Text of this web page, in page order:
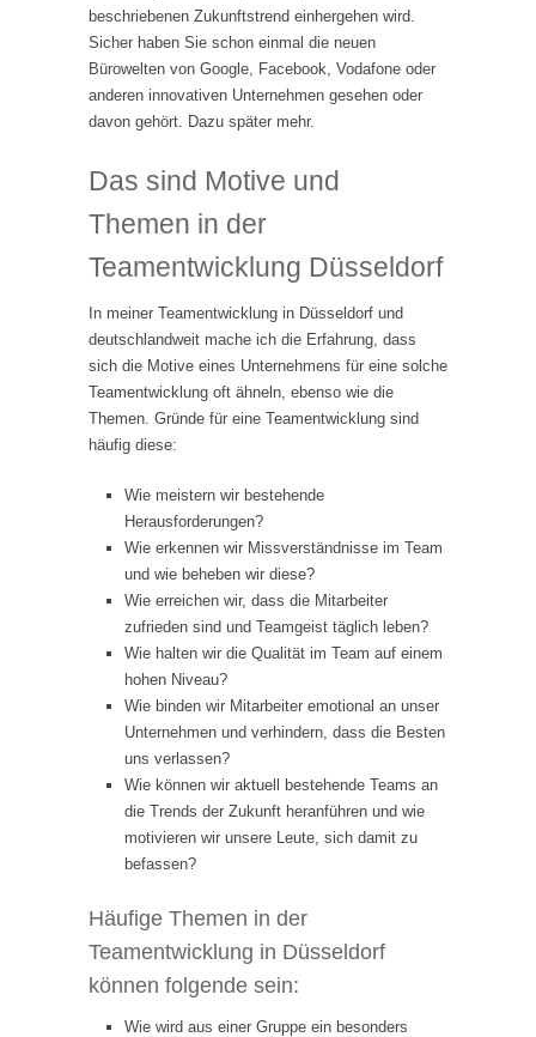
beschriebenen Zukunftstrend einhergehen wird.
Sicher haben Sie schon einmal die neuen
Bürowelten von Google, Facebook, Vodafone oder
anderen innovativen Unternehmen gesehen oder
davon gehört. Dazu später mehr.
Das sind Motive und
Themen in der
Teamentwicklung Düsseldorf
In meiner Teamentwicklung in Düsseldorf und
deutschlandweit mache ich die Erfahrung, dass
sich die Motive eines Unternehmens für eine solche
Teamentwicklung oft ähneln, ebenso wie die
Themen. Gründe für eine Teamentwicklung sind
häufig diese:
Wie meistern wir bestehende
Herausforderungen?
Wie erkennen wir Missverständnisse im Team
und wie beheben wir diese?
Wie erreichen wir, dass die Mitarbeiter
zufrieden sind und Teamgeist täglich leben?
Wie halten wir die Qualität im Team auf einem
hohen Niveau?
Wie binden wir Mitarbeiter emotional an unser
Unternehmen und verhindern, dass die Besten
uns verlassen?
Wie können wir aktuell bestehende Teams an
die Trends der Zukunft heranführen und wie
motivieren wir unsere Leute, sich damit zu
befassen?
Häufige Themen in der
Teamentwicklung in Düsseldorf
können folgende sein:
Wie wird aus einer Gruppe ein besonders